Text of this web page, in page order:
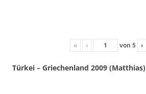
« ‹ von 5 ›
Türkei – Griechenland 2009 (Matthias)